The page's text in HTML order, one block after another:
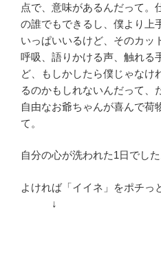
点で、意味があるんだって。
の誰でもできるし、僕より上
いっぱいいるけど、そのカッ
呼吸、語りかける声、触れる
ど、もしかしたら僕じゃなけ
るのかもしれないんだって、
自由なお爺ちゃんが喜んで荷
て。
自分の心が洗われた1日でした
よければ「イイネ」をポチっ
↓